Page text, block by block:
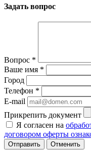
Задать вопрос
Вопрос *
Ваше имя *
Город
Телефон *
E-mail
Прикрепить документ
Я согласен на
договором оферты
Отменить